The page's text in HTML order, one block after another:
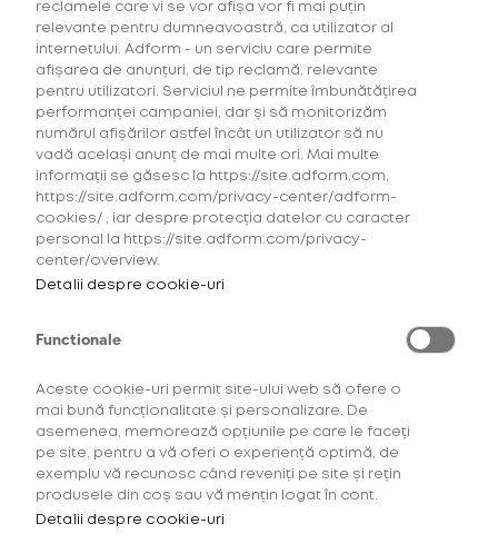
Descoperă
consumabilele
create exclusiv
pentru glo™
Hyper
Explorează ofertele la
consumabilele neo™, veo™,
Dunhill for glo™ Hyper și
KENT for glo™ Hyper.
Oferta 4
pachete la
pret de 3
63,00 Lei
reclamele care vi se vor afișa vor fi mai puțin
relevante pentru dumneavoastră, ca utilizator al
internetului. Adform - un serviciu care permite
afișarea de anunțuri, de tip reclamă, relevante
pentru utilizatori. Serviciul ne permite îmbunătățirea
performanței campaniei, dar și să monitorizăm
numărul afișărilor astfel încât un utilizator să nu
vadă același anunț de mai multe ori. Mai multe
informații se găsesc la https://site.adform.com,
https://site.adform.com/privacy-center/adform-
cookies/ , iar despre protecția datelor cu caracter
personal la https://site.adform.com/privacy-
center/overview.
Detalii despre cookie-uri
Functionale
Aceste cookie-uri permit site-ului web să ofere o
mai bună funcționalitate și personalizare. De
asemenea, memorează opțiunile pe care le faceți
pe site, pentru a vă oferi o experiență optimă, de
exemplu vă recunosc când reveniți pe site și rețin
produsele din coș sau vă mențin logat în cont.
Detalii despre cookie-uri